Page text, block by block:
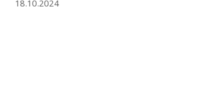
18.10.2024